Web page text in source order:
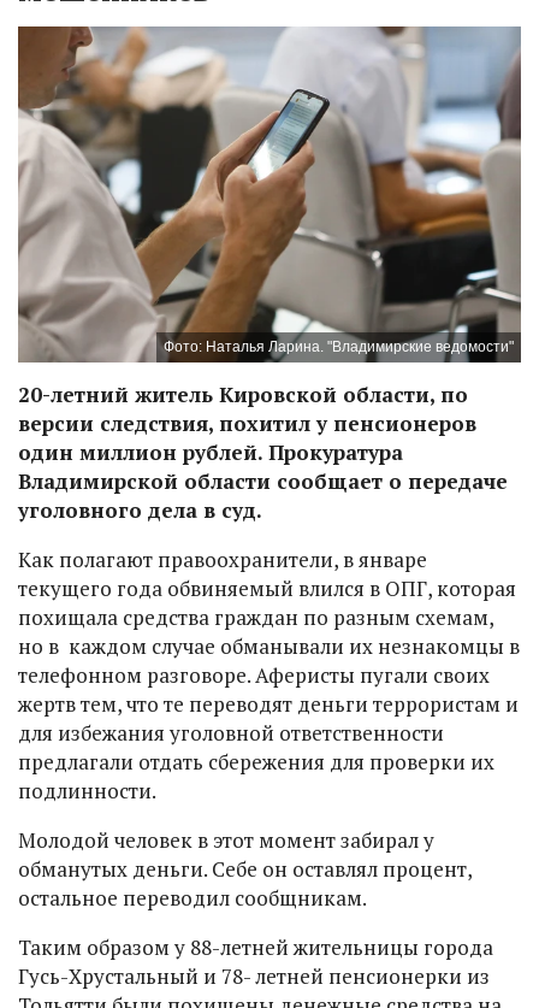
Фото: Наталья Ларина. "Владимирские ведомости"
20-летний житель Кировской области, по
версии следствия, похитил у пенсионеров
один миллион рублей. Прокуратура
Владимирской области сообщает о передаче
уголовного дела в суд.
Как полагают правоохранители, в январе
текущего года обвиняемый влился в ОПГ, которая
похищала средства граждан по разным схемам,
но в каждом случае обманывали их незнакомцы в
телефонном разговоре. Аферисты пугали своих
жертв тем, что те переводят деньги террористам и
для избежания уголовной ответственности
предлагали отдать сбережения для проверки их
подлинности.
Молодой человек в этот момент забирал у
обманутых деньги. Себе он оставлял процент,
остальное переводил сообщникам.
Таким образом у 88-летней жительницы города
Гусь-Хрустальный и 78- летней пенсионерки из